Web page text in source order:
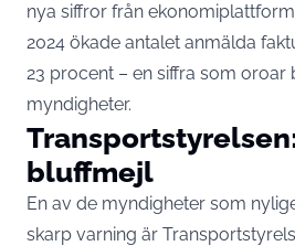
nya siffror från
2024 ökade antalet anmälda
23 procent – en siffra som oroar
myndigheter.
bluffmejl
En av de myndigheter som
skarp varning är